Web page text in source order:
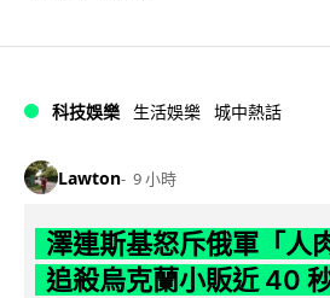
科技娛樂 生活娛樂 城中熱話
Lawton 9 小時
澤連斯基怒斥俄軍「人
追殺烏克蘭小販近 40